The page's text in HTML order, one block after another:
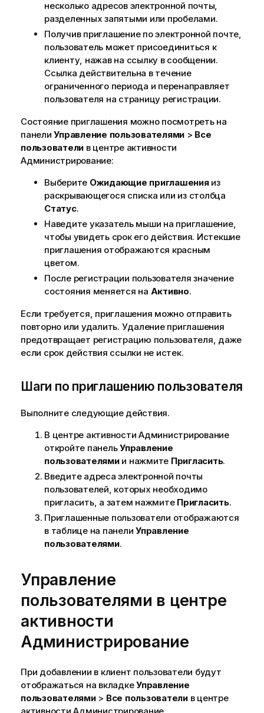
несколько адресов электронной почты,
разделенных запятыми или пробелами.
Получив приглашение по электронной почте,
пользователь может присоединиться к
клиенту, нажав на ссылку в сообщении.
Ссылка действительна в течение
ограниченного периода и перенаправляет
пользователя на страницу регистрации.
Состояние приглашения можно посмотреть на
панелиУправление пользователями > Все
пользователи в центре активности
Администрирование:
Выберите Ожидающие приглашенияиз
раскрывающегося списка или из столбца
Статус.
Наведите указатель мыши на приглашение,
чтобы увидеть срок его действия. Истекшие
приглашения отображаются красным
цветом.
После регистрации пользователя значение
состояния меняется на Активно.
Если требуется, приглашения можно отправить
повторно или удалить. Удаление приглашения
предотвращает регистрацию пользователя, даже
если срок действия ссылки не истек.
Шаги по приглашению пользователя
Выполните следующие действия.
В центре активности Администрирование
откройте панельУправление
пользователямии нажмите Пригласить.
Введите адреса электронной почты
пользователей, которых необходимо
пригласить, а затем нажмите Пригласить.
Приглашенные пользователи отображаются
в таблице на панели Управление
пользователями.
Управление
пользователями в центре
активности
Администрирование
При добавлении в клиент пользователи будут
отображаться на вкладкеУправление
пользователями> Все пользователив центре